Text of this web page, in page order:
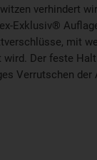
verhindert
Exklusiv®
mit
wird. Der feste
Verrutschen der